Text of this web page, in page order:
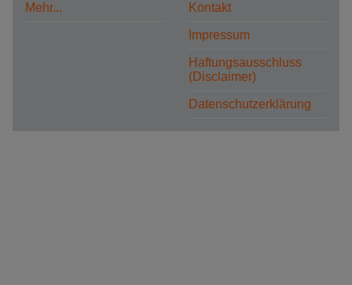
Mehr... Kontakt
Impressum
Haftungsausschluss
(Disclaimer)
Datenschutzerklärung